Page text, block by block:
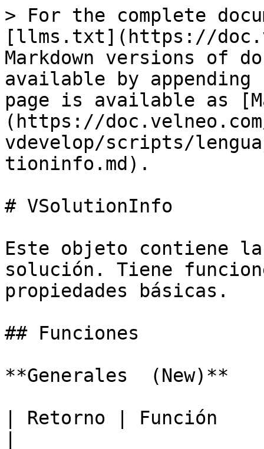
> For the complete
[llms.txt](https://
Markdown versions of
available by
page is available as
(https://
vdevelop/scripts/
tioninfo.md).
# VSolutionInfo
Este objeto contiene
solución. Tiene
propiedades básicas.
## Funciones
**Generales  (New)**
| Retorno | Función